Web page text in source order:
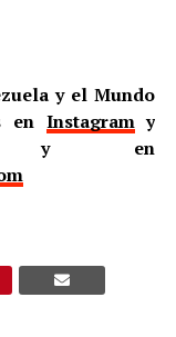
y el Mundo
en Instagramy
en